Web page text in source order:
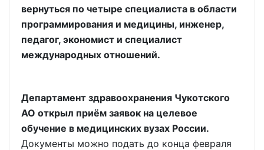
вернуться по четыре специалиста в области
программирования и медицины, инженер,
педагог, экономист и специалист
международных отношений.
Департамент здравоохранения Чукотского
АО открыл приём заявок на целевое
обучение в медицинских вузах России.
Документы можно подать до конца февраля